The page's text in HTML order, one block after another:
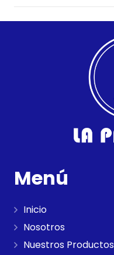
Menú
Inicio
Nosotros
Nuestros Productos